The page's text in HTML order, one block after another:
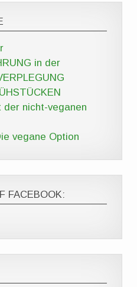
in der
der nicht-veganen
vegane Option
FACEBOOK: